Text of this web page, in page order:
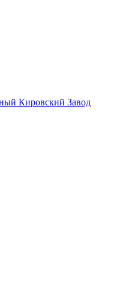
Кировский Завод